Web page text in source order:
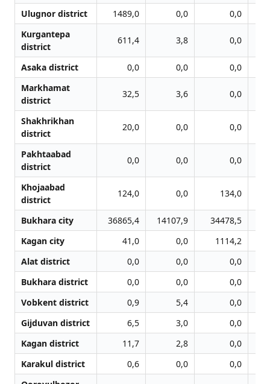
Ulugnor district
1489,0 0,0
0,0
Kurgantepa
district
611,4 3,8 0,0
Asaka district 0,0 0,0
0,0
Markhamat
district
32,5 3,6 0,0
Shakhrikhan
district
20,0 0,0 0,0
Pakhtaabad
district
0,0 0,0 0,0
Khojaabad
district
124,0 0,0 134,0
Bukhara city 36865,4 14107,9 34478,5
Kagan city
41,0 0,0 1114,2
Alat district
0,0 0,0
0,0
Bukhara district
0,0 0,0
0,0
Vobkent district
0,9 5,4
0,0
Gijduvan district
6,5 3,0
0,0
Kagan district
11,7 2,8
0,0
Karakul district
0,6 0,0
0,0